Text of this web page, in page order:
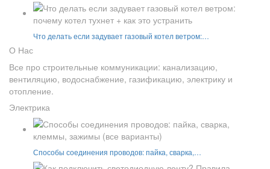
Что делать если задувает газовый котел ветром:…
О Нас
Все про строительные коммуникации: канализацию,
вентиляцию, водоснабжение, газификацию, электрику и
отопление.
Электрика
Способы соединения проводов: пайка, сварка,…